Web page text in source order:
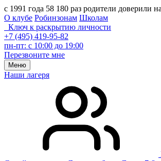
с 1991 года 58 180 раз родители доверили
О клубе Робинзонам Школам
Ключ к раскрытию личности
+7 (495) 419-95-82
пн-пт: с 10:00 до 19:00
Перезвоните мне
Меню
Наши лагеря